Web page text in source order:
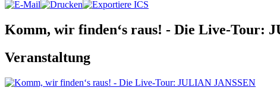
Komm, wir finden‘s raus! - Die Live-Tour:
Veranstaltung